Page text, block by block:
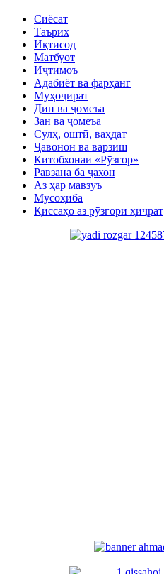
Сиёсат
Таърих
Иқтисод
Матбуот
Иҷтимоъ
Адабиёт ва фарҳанг
Муҳоҷират
Дин ва ҷомеъа
Зан ва ҷомеъа
Сулҳ, оштӣ, ваҳдат
Ҷавонон ва варзиш
Китобхонаи «Рӯзгор»
Равзана ба ҷахон
Аз ҳар мавзуъ
Мусоҳиба
Қиссаҳо аз рӯзгори ҳиҷрат